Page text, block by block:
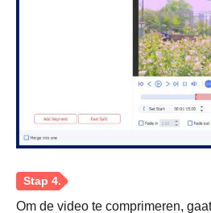
Om de video te comprimeren,